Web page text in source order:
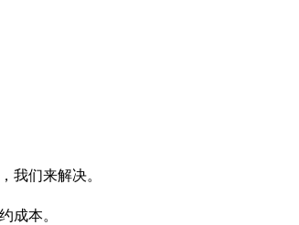
我们来解决。
成本。